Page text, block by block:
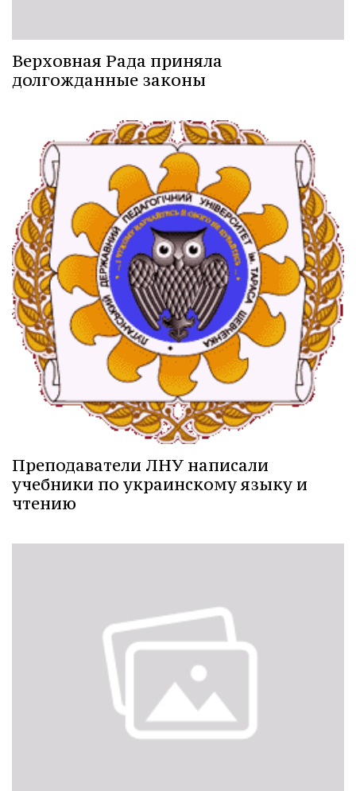
Верховная Рада приняла
долгожданные законы
Преподаватели ЛНУ написали
учебники по украинскому языку и
чтению